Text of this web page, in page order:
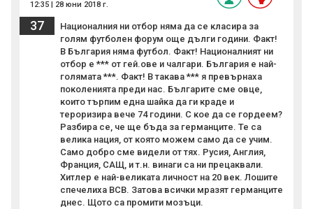
12:35 | 28 юни 2018 г.
37
Националния ни отбор няма да се класира за
голям футболен форум още дълги години. Факт!
В България няма футбол. Факт! Националният ни
отбор е *** от гей.ове и чалгари. България е най-
голямата ***. Факт! В такава *** я превърнаха
поколенията преди нас. Българите сме овце,
които търпим една шайка да ги краде и
тероризира вече 74 години. С кое да се гордеем?
Разбира се, че ще бъда за германците. Те са
велика нация, от която можем само да се учим.
Само добро сме видели от тях. Русия, Англия,
Франция, САЩ, и т.н. винаги са ни прецаквали.
Хитлер е най-великата личност на 20 век. Лошите
спечелиха ВСВ. Затова всички мразят германците
днес. Щото са промити мозъци.